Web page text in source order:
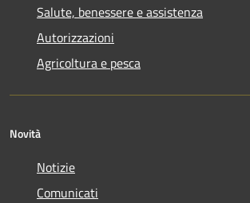
Salute, benessere e assistenza
Autorizzazioni
Agricoltura e pesca
Novità
Notizie
Comunicati